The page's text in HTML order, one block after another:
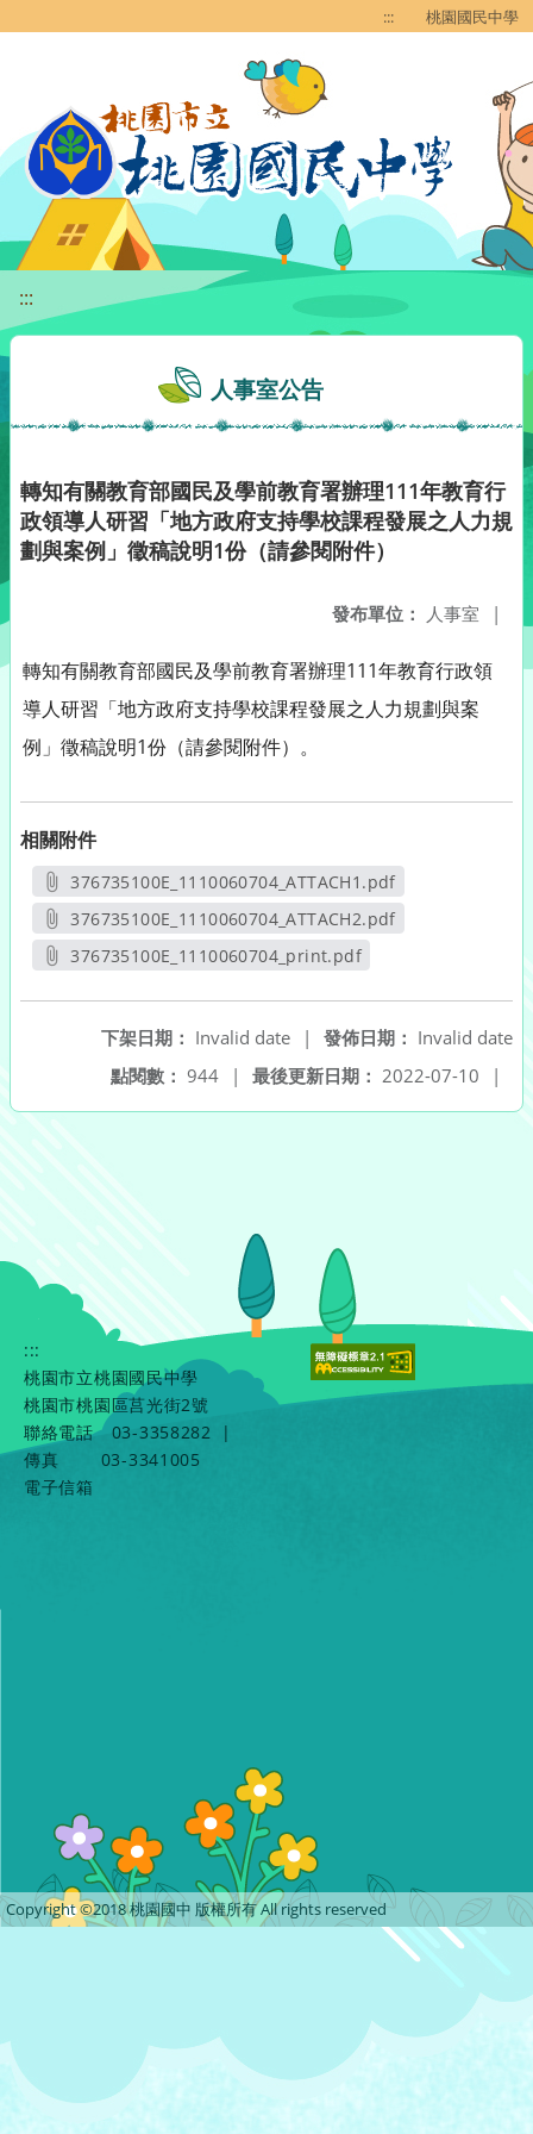
::: 桃園國民中學
:::
人事室公告
轉知有關教育部國民及學前教育署辦理111年教育行
政領導人研習「地方政府支持學校課程發展之人力規
劃與案例」徵稿說明1份（請參閱附件）
發布單位： 人事室 |
轉知有關教育部國民及學前教育署辦理111年教育行政領
導人研習「地方政府支持學校課程發展之人力規劃與案
例」徵稿說明1份（請參閱附件）。
相關附件
376735100E_1110060704_ATTACH1.pdf
另開新視窗
376735100E_1110060704_ATTACH2.pdf
另開新視窗
376735100E_1110060704_print.pdf
發佈日期： Invalid date
下架日期： Invalid date
|
最後更新日期： 2022-07-10 |
點閱數： 944 |
:::
桃園市立桃園國民中學
桃園市桃園區莒光街2號
聯絡電話
03-3358282
|
傳真
03-3341005
電子信箱
Copyright ©2018 桃園國中 版權所有 All rights reserved